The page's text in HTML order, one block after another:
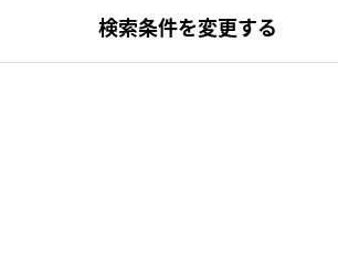
検索条件を変更する